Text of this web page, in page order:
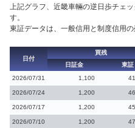
上記グラフ、近畿車輛の逆日歩チェ
す。
東証データは、一般信用と制度信用の
日付
買残
日証金
東証
2026/07/31
1,100
2026/07/24 1,200
2026/07/17 1,200
2026/07/10 1,200